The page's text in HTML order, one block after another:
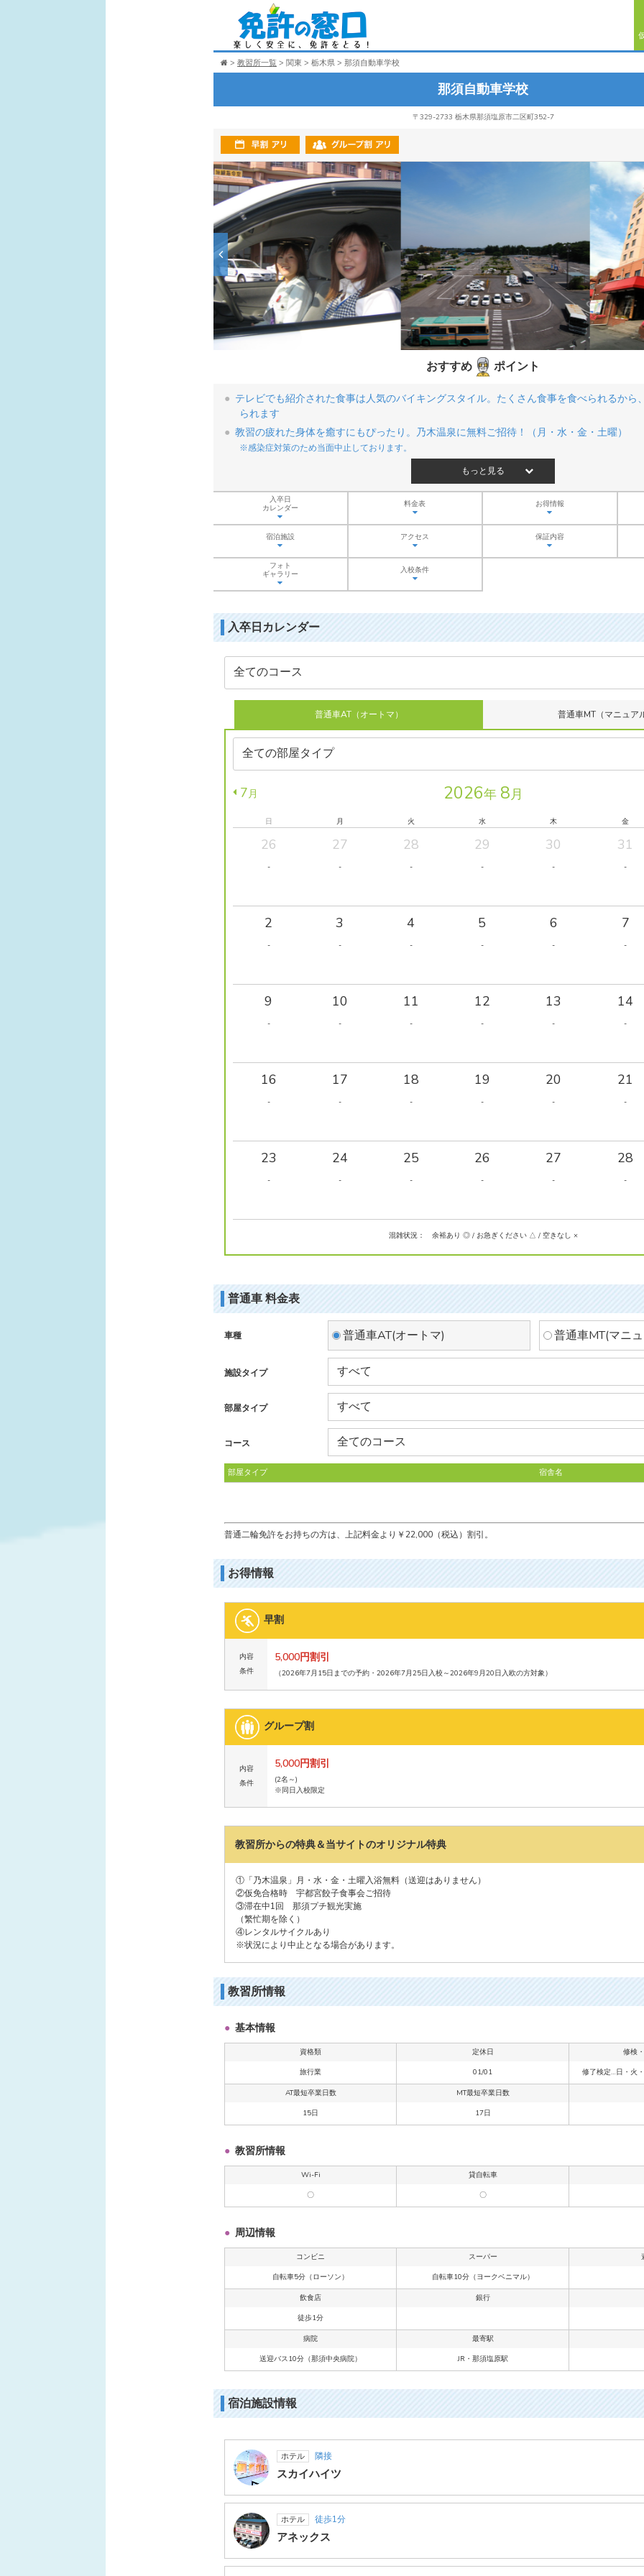
教習所一覧 関東 栃木県 那須自動車学校
那須自動車学校
〒329-2733 栃木県那須塩原市二区町352-7
おすすめ ポイント
テレビでも紹介された食事は人気のバイキングスタイル。たくさん食事を食べられるから
られます
教習の疲れた身体を癒すにもぴったり。乃木温泉に無料ご招待！（月・水・金・土曜）
※感染症対策のため当面中止しております。
もっと見る
入卒日
カレンダー
料金表 お得情報
宿泊施設 アクセス 保証内容
フォト
ギャラリー
入校条件
入卒日カレンダー
普通車AT（オートマ） 普通車MT（マニュア
7月 2026年 8月
日 月 火 水 木 金
26
-
27
-
28
-
29
-
30
-
31
-
2
-
3
-
4
-
5
-
6
-
7
-
9
-
10
-
11
-
12
-
13
-
14
-
16
-
17
-
18
-
19
-
20
-
21
-
23
-
24
-
25
-
26
-
27
-
28
-
混雑状況： 余裕あり ◎ / お急ぎください △ / 空きなし ×
普通車 料金表
車種 普通車AT(オートマ) 普通車MT(マニ
施設タイプ
部屋タイプ
コース
部屋タイプ 宿舎名
普通二輪免許をお持ちの方は、上記料金より￥22,000（税込）割引。
お得情報
早割
内容
条件
5,000円割引
（2026年7月15日までの予約・2026年7月25日入校～2026年9月20日入欧の方対象）
グループ割
内容
条件
5,000円割引
(2名～)
※同日入校限定
教習所からの特典＆当サイトのオリジナル特典
①「乃木温泉」月・水・金・土曜入浴無料（送迎はありません）
②仮免合格時 宇都宮餃子食事会ご招待
③滞在中1回 那須プチ観光実施
（繁忙期を除く）
④レンタルサイクルあり
※状況により中止となる場合があります。
教習所情報
基本情報
資格類 定休日
修検
旅行業
01/01 修了検定…日・火
AT最短卒業日数
MT最短卒業日数
15日
17日
教習所情報
Wi-Fi
貸自転車
〇
〇
周辺情報
コンビニ スーパー
自転車5分（ローソン）
自転車10分（ヨークベニマル）
飲食店
銀行
徒歩1分
病院
最寄駅
送迎バス10分（那須中央病院）
JR・那須塩原駅
宿泊施設情報
ホテル 隣接
スカイハイツ
ホテル 徒歩1分
アネックス